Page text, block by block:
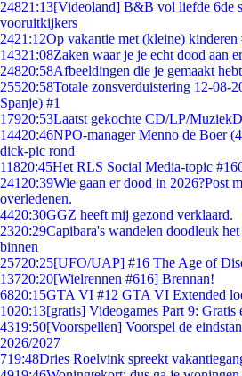
24821:13[Videoland] B&B vol liefde 6de
vooruitkijkers
2421:12Op vakantie met (kleine) kinderen
14321:08Zaken waar je je echt dood aan
24820:58Afbeeldingen die je gemaakt
25520:58Totale zonsverduistering 12-08-
Spanje) #1
17920:53Laatst gekochte CD/LP/
14420:46NPO-manager Menno de Boer
dick-pic rond
11820:45Het RLS Social Media-topic
241 20:39Wie gaan er dood in 2026?Post
overledenen.
4420:30GGZ heeft mij gezond verklaard.
2320:29Capibara's wandelen doodleuk
binnen
25720:25[UFO/UAP] #16 The Age of
13720:20[Wielrennen #616] Brennan!
6820:15GTA VI #12 GTA VI Extended
1020:13[gratis] Videogames Part 9: Gratis
4319:50[Voorspellen] Voorspel de
2026/2027
719:48Dries Roelvink spreekt